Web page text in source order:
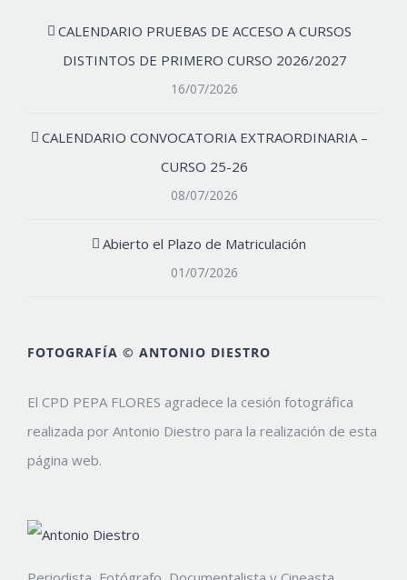
CALENDARIO PRUEBAS DE ACCESO A CURSOS
DISTINTOS DE PRIMERO CURSO 2026/2027
16/07/2026
CALENDARIO CONVOCATORIA EXTRAORDINARIA –
CURSO 25-26
08/07/2026
Abierto el Plazo de Matriculación
01/07/2026
FOTOGRAFÍA © ANTONIO DIESTRO
El CPD PEPA FLORES agradece la cesión fotográfica
realizada por Antonio Diestro para la realización de esta
página web.